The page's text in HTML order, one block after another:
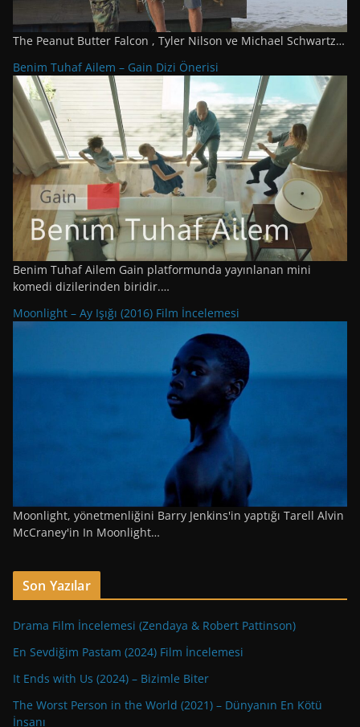
The Peanut Butter Falcon , Tyler Nilson ve Michael Schwartz…
Benim Tuhaf Ailem – Gain Dizi Önerisi
Benim Tuhaf Ailem Gain platformunda yayınlanan mini
komedi dizilerinden biridir.…
Moonlight – Ay Işığı (2016) Film İncelemesi
Moonlight, yönetmenliğini Barry Jenkins'in yaptığı Tarell Alvin
McCraney'in In Moonlight…
Son Yazılar
Drama Film İncelemesi (Zendaya & Robert Pattinson)
En Sevdiğim Pastam (2024) Film İncelemesi
It Ends with Us (2024) – Bizimle Biter
The Worst Person in the World (2021) – Dünyanın En Kötü
İnsanı